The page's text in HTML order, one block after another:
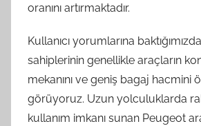
oranını artırmaktadır.
Kullanıcı yorumlarına
sahiplerinin genellikle araçların
mekanını ve geniş bagaj hacmini
görüyoruz. Uzun yolculuklarda
kullanım imkanı sunan Peugeot